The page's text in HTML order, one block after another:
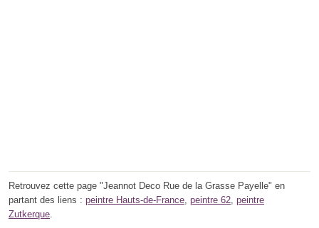
Retrouvez cette page "Jeannot Deco Rue de la Grasse Payelle" en
partant des liens : peintre Hauts-de-France, peintre 62, peintre
Zutkerque.